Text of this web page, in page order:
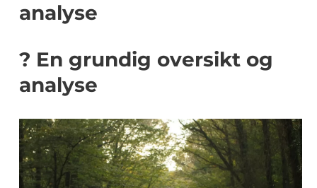
analyse
? En grundig oversikt og
analyse